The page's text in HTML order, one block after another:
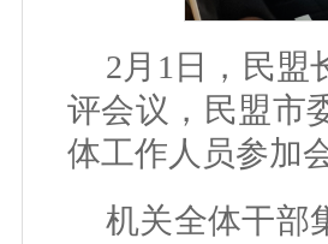
2月1日，民盟
评会议，民盟市
体工作人员参加
机关全体干部